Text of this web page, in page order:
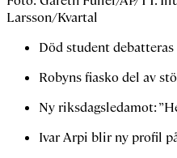
Larsson/Kvartal
Död student
Robyns fiasko del av
Ny riksdagsledamot:
Ivar Arpi blir ny profil